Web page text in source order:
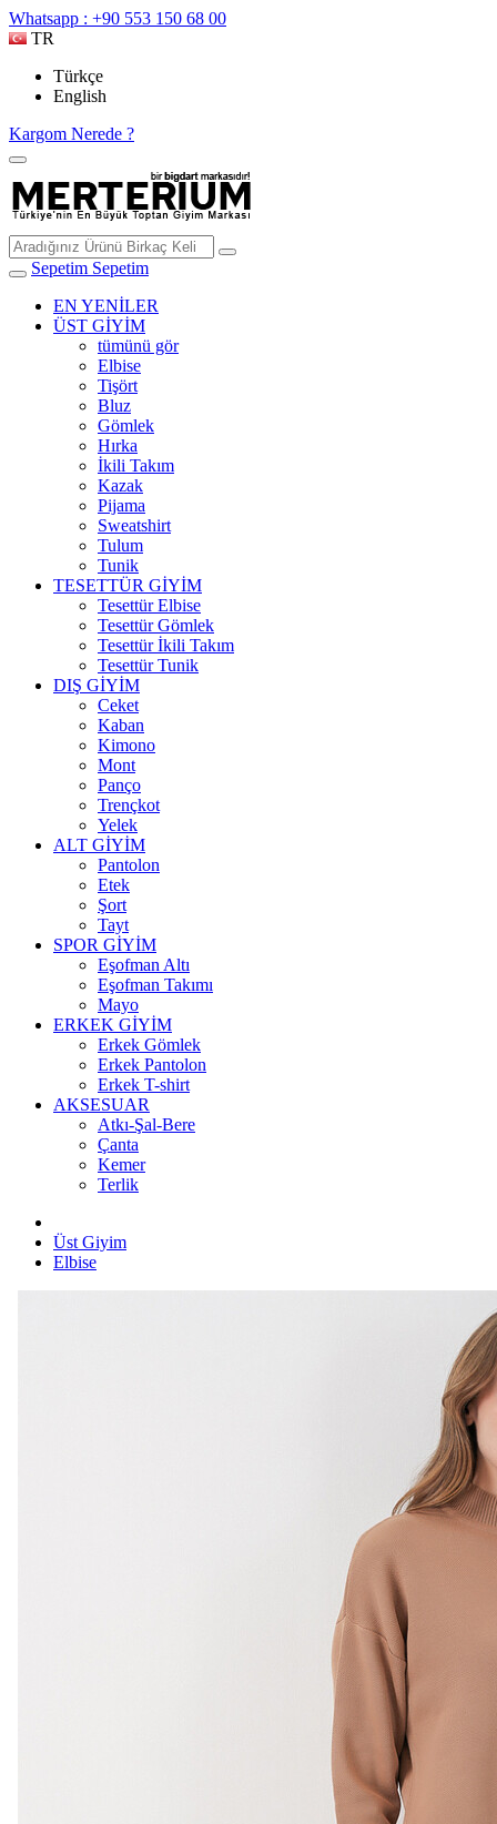
Whatsapp : +90 553 150 68 00
TR
Türkçe
English
Kargom Nerede ?
Sepetim Sepetim
EN YENİLER
ÜST GİYİM
tümünü gör
Elbise
Tişört
Bluz
Gömlek
Hırka
İkili Takım
Kazak
Pijama
Sweatshirt
Tulum
Tunik
TESETTÜR GİYİM
Tesettür Elbise
Tesettür Gömlek
Tesettür İkili Takım
Tesettür Tunik
DIŞ GİYİM
Ceket
Kaban
Kimono
Mont
Panço
Trençkot
Yelek
ALT GİYİM
Pantolon
Etek
Şort
Tayt
SPOR GİYİM
Eşofman Altı
Eşofman Takımı
Mayo
ERKEK GİYİM
Erkek Gömlek
Erkek Pantolon
Erkek T-shirt
AKSESUAR
Atkı-Şal-Bere
Çanta
Kemer
Terlik
Üst Giyim
Elbise